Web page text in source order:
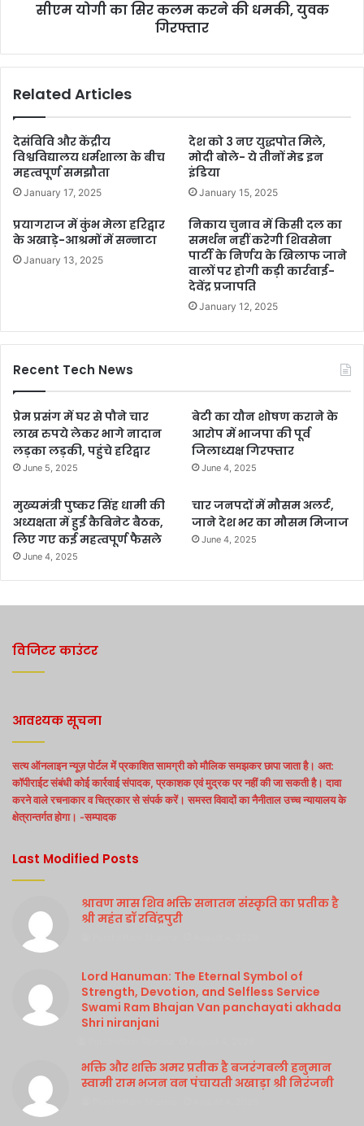
सीएम योगी का सिर कलम करने की धमकी, युवक
गिरफ्तार
Related Articles
देसंविवि और केंद्रीय
विश्वविद्यालय धर्मशाला के बीच
महत्वपूर्ण समझौता
January 17, 2025
देश को 3 नए युद्धपोत मिले,
मोदी बोले- ये तीनों मेड इन
इंडिया
January 15, 2025
प्रयागराज में कुंभ मेला हरिद्वार
के अखाड़े-आश्रमों में सन्नाटा
January 13, 2025
निकाय चुनाव में किसी दल का
समर्थन नहीं करेगी शिवसेना
पार्टी के निर्णय के खिलाफ जाने
वालों पर होगी कड़ी कार्रवाई-
देवेंद्र प्रजापति
January 12, 2025
Recent Tech News
प्रेम प्रसंग में घर से पौने चार
लाख रुपये लेकर भागे नादान
लड़का लड़की, पहुंचे हरिद्वार
June 5, 2025
बेटी का यौन शोषण कराने के
आरोप में भाजपा की पूर्व
जिलाध्यक्ष गिरफ्तार
June 4, 2025
मुख्यमंत्री पुष्कर सिंह धामी की
अध्यक्षता में हुई कैबिनेट बैठक,
लिए गए कई महत्वपूर्ण फैसले
June 4, 2025
चार जनपदों में मौसम अलर्ट,
जाने देश भर का मौसम मिजाज
June 4, 2025
विजिटर काउंटर
आवश्यक सूचना
सत्य ऑनलाइन न्यूज़ पोर्टल में प्रकाशित सामग्री को मौलिक समझकर छापा जाता है। अत:
कॉपीराईट संबंधी कोई कार्रवाई संपादक, प्रकाशक एवं मुद्रक पर नहीं की जा सकती है। दावा
करने वाले रचनाकार व चित्रकार से संपर्क करें। समस्त विवादों का नैनीताल उच्च न्यायालय के
क्षेत्रान्तर्गत होगा। -सम्पादक
Last Modified Posts
श्रावण मास शिव भक्ति सनातन संस्कृति का प्रतीक है
श्री महंत डॉ रविंद्रपुरी
Lord Hanuman: The Eternal Symbol of
Strength, Devotion, and Selfless Service
Swami Ram Bhajan Van panchayati akhada
Shri niranjani
भक्ति और शक्ति अमर प्रतीक है बजरंगबली हनुमान
स्वामी राम भजन वन पंचायती अखाड़ा श्री निरंजनी